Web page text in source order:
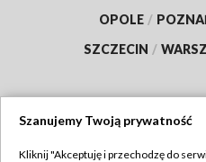
OPOLE /
SZCZECIN /
Szanujemy Twoją prywatność
Kliknij "Akceptuję i przechodzę do